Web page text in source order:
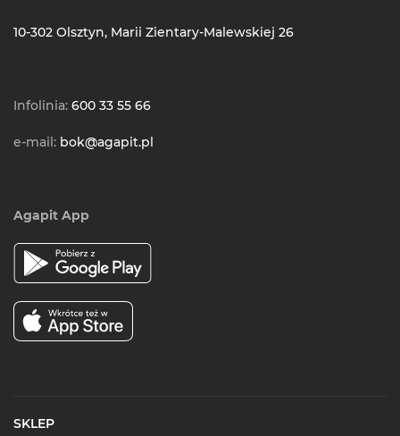
10-302 Olsztyn, Marii Zientary-Malewskiej 26
Infolinia: 600 33 55 66
e-mail: bok@agapit.pl
Agapit App
SKLEP